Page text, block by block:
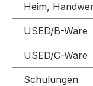
Heim,
USED/B-Ware
USED/C-Ware
Schulungen